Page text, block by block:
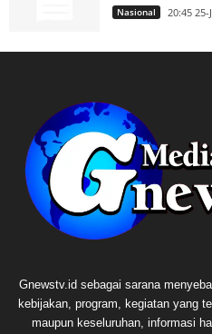
Nasional 20:45 25-
Gnewstv.id sebagai sarana
kebijakan, program, kegiatan yang
maupun keseluruhan, informasi